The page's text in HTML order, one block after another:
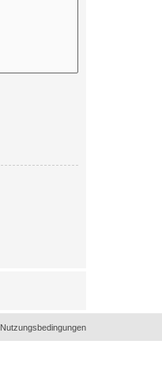
Nutzungsbedingungen